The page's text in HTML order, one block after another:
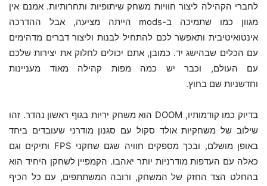
לחברי הקהילה ליצור חוויות משחק שיתופיות ותחרותיות. אמנם אין
מגוון כמו שתמיכה ב-mods הייתה מציעה, אבל ההדרכה
אינטואיטיבית ותאפשר לכם להתחיל לבנות וליצור דברים מדהימים
עם הכלים שבהישג יד. כמובן, אתם יכולים לחלוק את יצירות שלכם
עם העולם, וכבר יש כמה מפות קהילה מאוד מעניינות
וחדשניות שם בחוץ.
בדיוק כמו קודמותיו, DOOM הוא משחק יריות בגוף ראשון נהדר. זהו
שילוב של משחקיות אולד סקול עם סגנון מודרני שעובדים ביחד
באופן מושלם, ובכך מספקים חוויה שגם שחקני FPS ותיקים וגם
כאלה עם העדפות מודרניות יותר יאהבו. הקמפיין לשחקן היחיד הוא
בהחלט הצד החזק של המשחק, ורובה המשתתפים, עם כל הכיף